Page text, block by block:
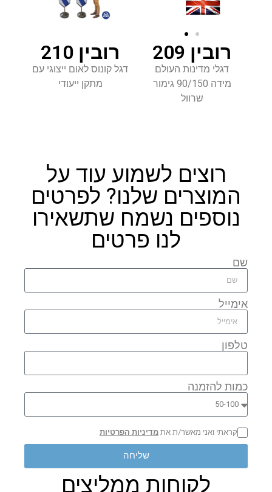
רובין 209
דגלי מדינות העולם
מידה 90/150 גימור
שרוול
רובין 210
דגל קונוס לאום ייצוגי עם
מתקן ייעודי
רוצים לשמוע עוד על
המוצרים שלנו? לפרטים
נוספים נשמח שתשאירו
לנו פרטים
שם
אימייל
טלפון
כמות להזמנה
קראתי ואני מאשר/ת את מדיניות הפרטיות
שליחה
לקוחות ממליצים